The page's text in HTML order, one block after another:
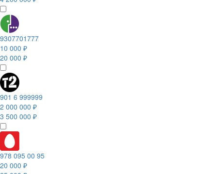
9307701777
10 000 ₽
20 000 ₽
901 6 999999
2 000 000 ₽
3 500 000 ₽
978 095 00 95
20 000 ₽